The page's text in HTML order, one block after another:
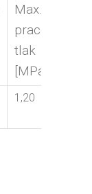
Max.
pracovní
tlak
[MPa]
1,20